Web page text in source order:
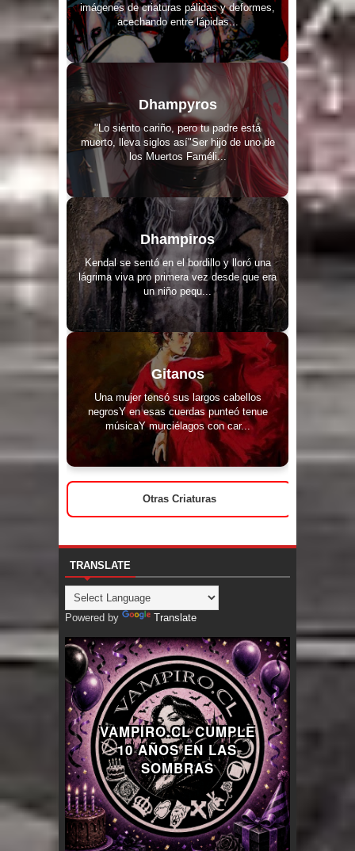
imágenes de criaturas pálidas y deformes,
acechando entre lápidas...
Dhampyros
"Lo siento cariño, pero tu padre está
muerto, lleva siglos así"Ser hijo de uno de
los Muertos Faméli...
Dhampiros
Kendal se sentó en el bordillo y lloró una
lágrima viva pro primera vez desde que era
un niño pequ...
Gitanos
Una mujer tensó sus largos cabellos
negrosY en esas cuerdas punteó tenue
músicaY murciélagos con car...
Otras Criaturas
TRANSLATE
Powered by Translate
VAMPIRO.CL CUMPLE
10 AÑOS EN LAS
SOMBRAS